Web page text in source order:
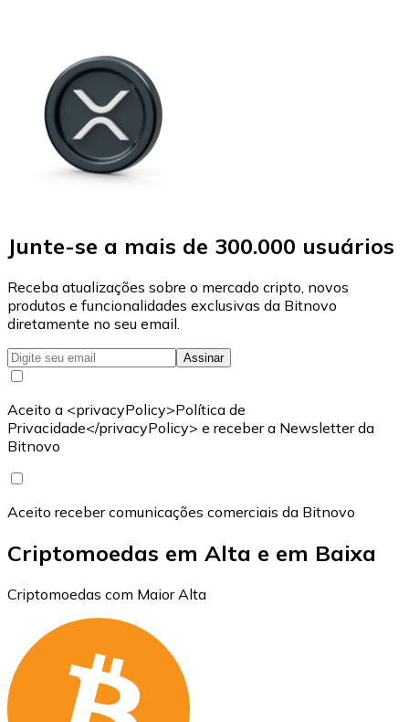
Junte-se a mais de 300.000 usuários
Receba atualizações sobre o mercado cripto, novos
produtos e funcionalidades exclusivas da Bitnovo
diretamente no seu email.
Assinar
Aceito a <privacyPolicy>Política de
Privacidade</privacyPolicy> e receber a Newsletter da
Bitnovo
Aceito receber comunicações comerciais da Bitnovo
Criptomoedas em Alta e em Baixa
Criptomoedas com Maior Alta